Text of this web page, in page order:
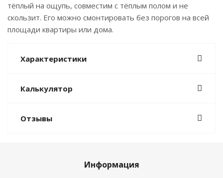
тёплый на ощупь, совместим с тёплым полом и не
скользит. Его можно смонтировать без порогов на всей
площади квартиры или дома.
Характеристики
Калькулятор
Отзывы
Информация